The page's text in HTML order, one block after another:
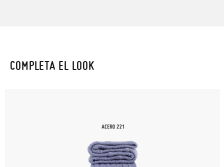
COMPLETA EL LOOK